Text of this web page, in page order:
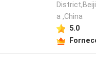
a ,China
5.0